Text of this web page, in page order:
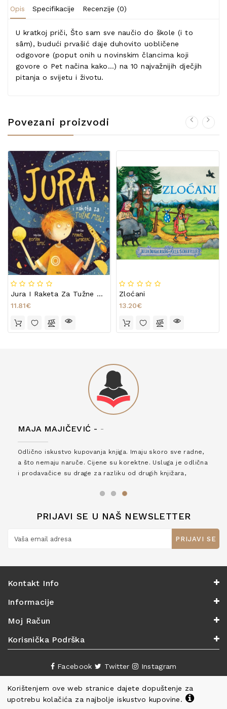
Opis Specifikacije Recenzije (0)
U kratkoj priči, Što sam sve naučio do škole (i to
sâm), budući prvašić daje duhovito uobličene
odgovore (poput onih u novinskim člancima koji
govore o Pet načina kako…) na 10 najvažnijih dječjih
pitanja o svijetu i životu.
Povezani proizvodi
Jura I Raketa Za Tužne Misli
11.81€
Zloćani
13.20€
Korištenjem ove web stranice dajete dopuštenje za
upotrebu kolačića za najbolje iskustvo kupovine.
MAJA MAJIČEVIĆ - -
Odlično iskustvo kupovanja knjiga. Imaju skoro sve radne,
a što nemaju naruče. Cijene su korektne. Usluga je odlična
i prodavačice su drage za razliku od drugih knjižara,
PRIJAVI SE U NAŠ NEWSLETTER
PRIJAVI SE
Kontakt Info
Informacije
Moj Račun
Korisnička Podrška
Facebook Twitter Instagram